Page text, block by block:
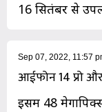
16 सितंबर से
Sep 07, 2022, 11:57
आईफोन 14 प्रो
इसमें 48